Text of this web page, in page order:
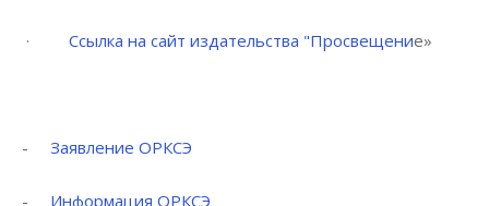
· Ссылка на сайт издательства "Просвещение»
- Заявление ОРКСЭ
- Информация ОРКСЭ